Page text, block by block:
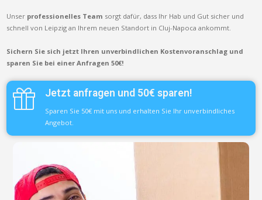
Unser professionelles Team sorgt dafür, dass Ihr Hab und Gut sicher und
schnell von Leipzig an Ihrem neuen Standort in Cluj-Napoca ankommt.
Sichern Sie sich jetzt Ihren unverbindlichen Kostenvoranschlag und
sparen Sie bei einer Anfragen 50€!
Jetzt anfragen und 50€ sparen!
Sparen Sie 50€ mit uns und erhalten Sie Ihr unverbindliches
Angebot.